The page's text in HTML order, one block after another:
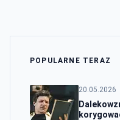
POPULARNE TERAZ
20.05.2026